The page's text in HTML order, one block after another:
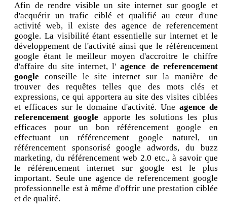
Afin de rendre visible un site internet sur google et
d'acquérir un trafic ciblé et qualifié au cœur d'une
activité web, il existe des agence de referencement
google. La visibilité étant essentielle sur internet et le
développement de l'activité ainsi que le référencement
google étant le meilleur moyen d'accroitre le chiffre
d'affaire du site internet, l'agence de referencement
google conseille le site internet sur la manière de
trouver des requêtes telles que des mots clés et
expressions, ce qui apportera au site des visites ciblées
et efficaces sur le domaine d'activité. Une agence de
referencement google apporte les solutions les plus
efficaces pour un bon référencement google en
effectuant un référencement google naturel, un
référencement sponsorisé google adwords, du buzz
marketing, du référencement web 2.0 etc., à savoir que
le référencement internet sur google est le plus
important. Seule une agence de referencement google
professionnelle est à même d'offrir une prestation ciblée
et de qualité.